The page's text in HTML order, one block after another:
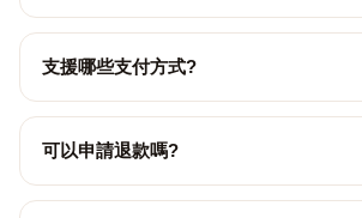
支援哪些支付方式?
可以申請退款嗎?